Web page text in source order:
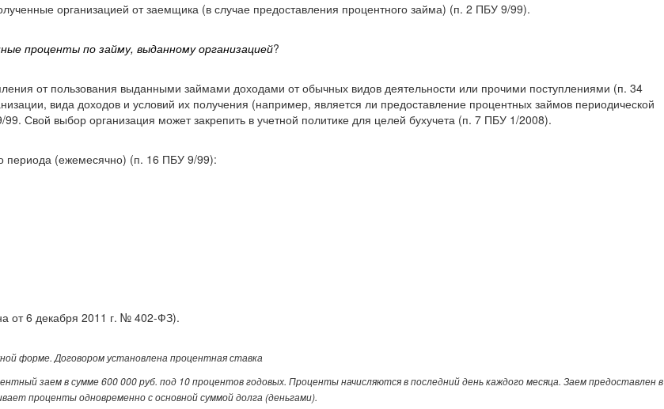
организацией от заемщика (в случае предоставления процентного займа) (п. 2 ПБУ 9/99).
проценты по займу, выданному организацией?
от пользования выданными займами доходами от обычных видов деятельности или прочими поступлениями (п. 34
вида доходов и условий их получения (например, является ли предоставление процентных займов периодической
Свой выбор организация может закрепить в учетной политике для целей бухучета (п. 7 ПБУ 1/2008).
периода (ежемесячно) (п. 16 ПБУ 9/99):
от 6 декабря 2011 г. № 402-ФЗ).
форме. Договором установлена процентная ставка
заем в сумме 600 000 руб. под 10 процентов годовых. Проценты начисляются в последний день каждого месяца. Заем предоставлен в
проценты одновременно с основной суммой долга (деньгами).